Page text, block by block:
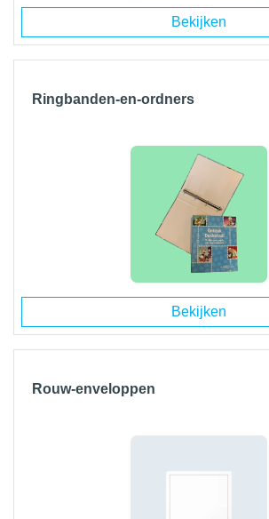
Bekijken
Ringbanden-en-ordners
Bekijken
Rouw-enveloppen